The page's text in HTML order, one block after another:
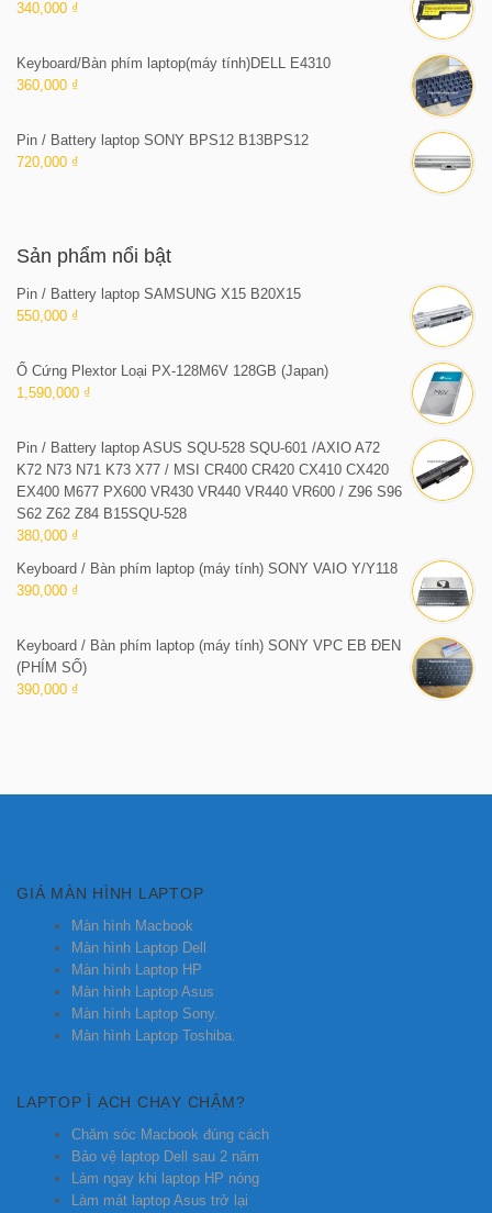
340,000 ₫
Keyboard/Bàn phím laptop(máy tính)DELL E4310
360,000 ₫
Pin / Battery laptop SONY BPS12 B13BPS12
720,000 ₫
Sản phẩm nổi bật
Pin / Battery laptop SAMSUNG X15 B20X15
550,000 ₫
Ổ Cứng Plextor Loại PX-128M6V 128GB (Japan)
1,590,000 ₫
Pin / Battery laptop ASUS SQU-528 SQU-601 /AXIO A72
K72 N73 N71 K73 X77 / MSI CR400 CR420 CX410 CX420
EX400 M677 PX600 VR430 VR440 VR440 VR600 / Z96 S96
S62 Z62 Z84 B15SQU-528
380,000 ₫
Keyboard / Bàn phím laptop (máy tính) SONY VAIO Y/Y118
390,000 ₫
Keyboard / Bàn phím laptop (máy tính) SONY VPC EB ĐEN
(PHÍM SỐ)
390,000 ₫
GIÁ MÀN HÌNH LAPTOP
Màn hình Macbook
Màn hình Laptop Dell
Màn hình Laptop HP
Màn hình Laptop Asus
Màn hình Laptop Sony.
Màn hình Laptop Toshiba.
LAPTOP Ì ẠCH CHẠY CHẬM?
Chăm sóc Macbook đúng cách
Bảo vệ laptop Dell sau 2 năm
Làm ngay khi laptop HP nóng
Làm mát laptop Asus trở lại